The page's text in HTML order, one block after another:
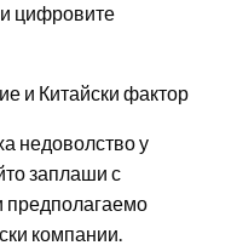
и цифровите
и Китайски фактор
недоволство у
заплаши с
предполагаемо
компании.